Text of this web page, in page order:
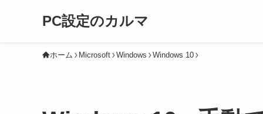
PC設定のカルマ
ホーム Microsoft Windows Windows 10